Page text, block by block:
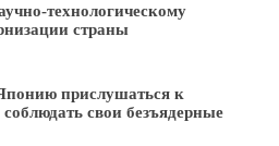
технологическому
страны
прислушаться к
свои безъядерные